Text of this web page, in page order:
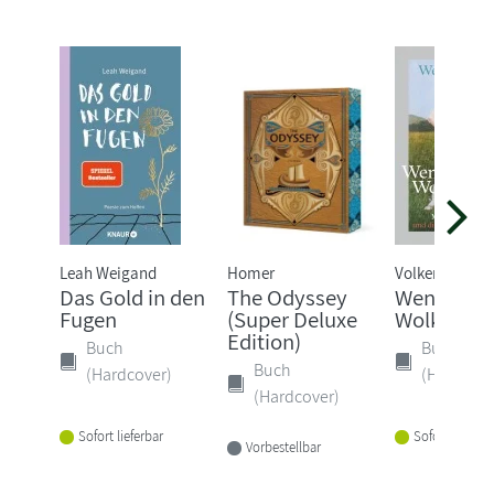
Leah Weigand
Das Gold in den
Fugen
Buch
(Hardcover)
Sofort lieferbar
Homer
The Odyssey
(Super Deluxe
Edition)
Buch
(Hardcover)
Vorbestellbar
Volker
Wenn ich
Wolke
Buch
Sofort